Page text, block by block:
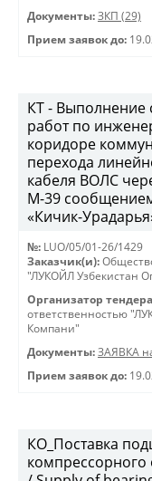
Документы: ЗКП (29)
Прием заявок до:
КТ - Выполнение
работ по
коридоре
перехода
кабеля ВОЛС
М-39
«Кичик-
№: LUO/05/01-26/1429
Заказчик(и):
"ЛУКОЙЛ Узбекистан
Организатор
ответственностью
Компани"
Документы: ЗАЯВКА
Прием заявок до:
КО_Поставка
компрессорного